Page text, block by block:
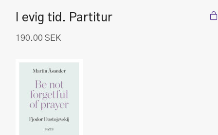
I evig tid. Partitur
190.00 SEK